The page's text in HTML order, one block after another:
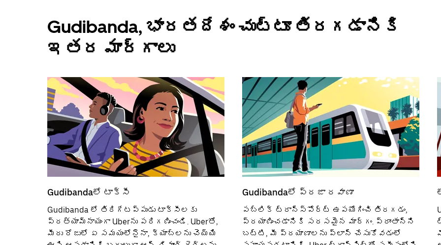
Gudibanda, భారతదేశం చుట్టూ తిరగడానికి
ఇతర మార్గాలు
Gudibandaలో టాక్సీ
Gudibanda లో తిరిగేటప్పుడు టాక్సీలకు
ప్రత్యామ్నాయంగా Uberను పరిగణించండి. Uberతో,
మీరు రోజులో ఏ సమయంలోనైనా, క్యాబ్‌లను చెయ్యి
Gudibandaలో ప్రజా రవాణా
పబ్లిక్ ట్రాన్స్‌పోర్ట్‌ ఉపయోగించి తిరగడం,
ప్రయాణించడానికి సరసమైన మార్గం. ప్రాంతాన్ని
బట్టి, మీ ప్రయాణాలను ప్లాన్ చేసుకోవడంలో